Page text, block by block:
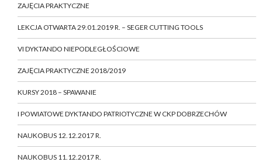
ZAJĘCIA PRAKTYCZNE
LEKCJA OTWARTA 29.01.2019 R. – SEGER CUTTING TOOLS
VI DYKTANDO NIEPODLEGŁOŚCIOWE
ZAJĘCIA PRAKTYCZNE 2018/2019
KURSY 2018 – SPAWANIE
I POWIATOWE DYKTANDO PATRIOTYCZNE W CKP DOBRZECHÓW
NAUKOBUS 12.12.2017 R.
NAUKOBUS 11.12.2017 R.